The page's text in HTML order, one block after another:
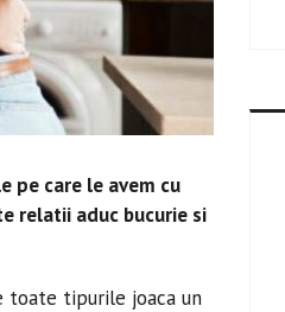
pe care le avem cu
relatii aduc bucurie si
toate tipurile joaca un